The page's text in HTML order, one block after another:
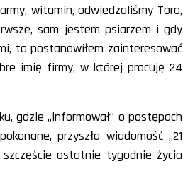
witamin, odwiedzaliśmy Toro,
sam jestem psiarzem i gdy
to postanowiłem zainteresować
imię firmy, w której pracuję 24
gdzie „informował” o postępach
przyszła wiadomość „21
ostatnie tygodnie życia